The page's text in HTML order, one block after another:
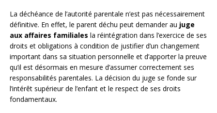
La déchéance de l’autorité parentale n’est pas nécessairement
définitive. En effet, le parent déchu peut demander au juge
aux affaires familiales la réintégration dans l’exercice de ses
droits et obligations à condition de justifier d’un changement
important dans sa situation personnelle et d’apporter la preuve
qu’il est désormais en mesure d’assumer correctement ses
responsabilités parentales. La décision du juge se fonde sur
l’intérêt supérieur de l’enfant et le respect de ses droits
fondamentaux.